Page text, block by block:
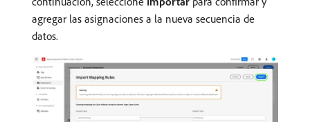
agregar las asignaciones a la nueva secuencia de
datos.